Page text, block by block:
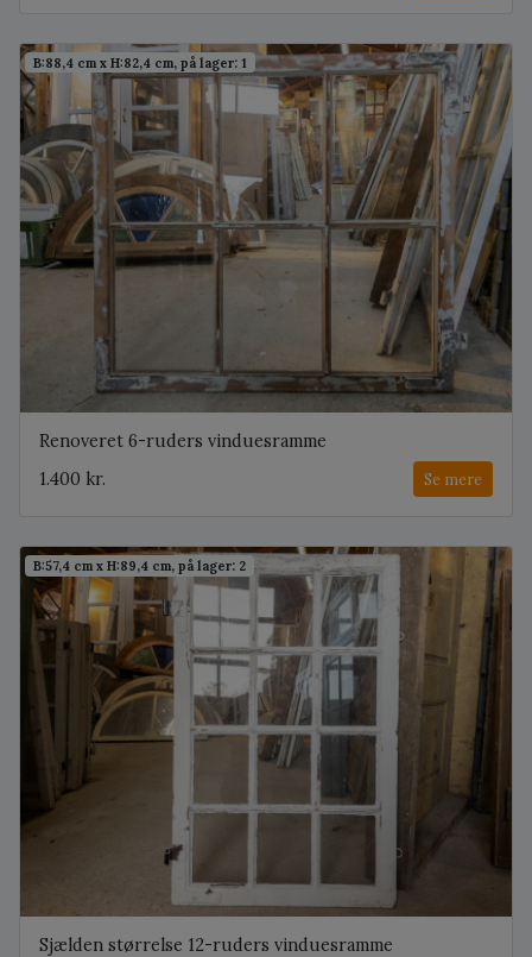
B:88,4 cm x H:82,4 cm, på lager: 1
Renoveret 6-ruders vinduesramme
1.400 kr.
Se mere
B:57,4 cm x H:89,4 cm, på lager: 2
Sjælden størrelse 12-ruders vinduesramme